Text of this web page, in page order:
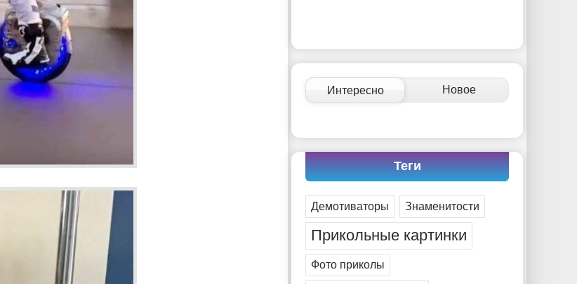
Интересно Новое
Теги
Демотиваторы Знаменитости
Прикольные картинки
Фото приколы